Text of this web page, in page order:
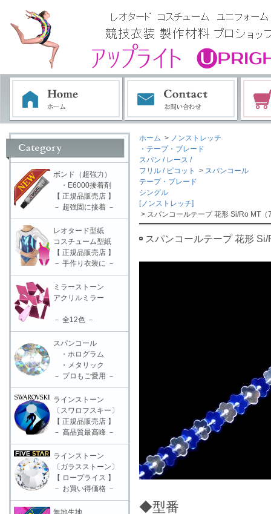
ホーム > ノンストレッチ
・テープ・ブレード
スパン / レース /
フリル / ピコット
> スパンコール
テープ・ブレード
シングル
[ノンストレッチ]
> スパンコールテープ 花形 Si/Ro MT（
スパンコールテープ 花形
◆型番
ボンド（超強力）
・E6000接着剤
【 正規品販売店 】
－ 超強固に接着 －
レオタード型紙
コスチューム型紙
【 正規品販売店 】
－ 手作り衣装に －
ミラーストーン
アクリルミラー
－ 全12色 －
スパンコール
・ホログラム
・メタリック
－ プロもご愛用 －
ラインストーン
〔スワロフスキー〕
【 正規品販売店 】
－ 高品質最高峰 －
ラインストーン
〔ガラスストーン〕
【 ロープライス 】
－ お買い得価格 －
無地生地